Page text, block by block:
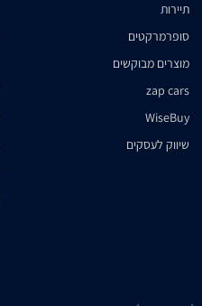
תיירות
סופרמרקטים
מוצרים מבוקשים
zap cars
WiseBuy
שיווק לעסקים